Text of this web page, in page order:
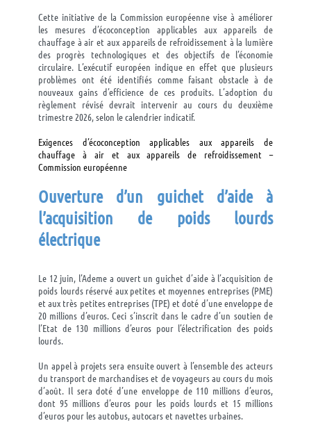
Cette initiative de la Commission européenne vise à améliorer
les mesures d’écoconception applicables aux appareils de
chauffage à air et aux appareils de refroidissement à la lumière
des progrès technologiques et des objectifs de l’économie
circulaire. L’exécutif européen indique en effet que plusieurs
problèmes ont été identifiés comme faisant obstacle à de
nouveaux gains d’efficience de ces produits. L’adoption du
règlement révisé devrait intervenir au cours du deuxième
trimestre 2026, selon le calendrier indicatif.
Exigences d’écoconception applicables aux appareils de
chauffage à air et aux appareils de refroidissement –
Commission européenne
Ouverture d’un guichet d’aide à
l’acquisition de poids lourds
électrique
Le 12 juin, l’Ademe a ouvert un guichet d’aide à l’acquisition de
poids lourds réservé aux petites et moyennes entreprises (PME)
et aux très petites entreprises (TPE) et doté d’une enveloppe de
20 millions d’euros. Ceci s’inscrit dans le cadre d’un soutien de
l’Etat de 130 millions d’euros pour l’électrification des poids
lourds.
Un appel à projets sera ensuite ouvert à l’ensemble des acteurs
du transport de marchandises et de voyageurs au cours du mois
d’août. Il sera doté d’une enveloppe de 110 millions d’euros,
dont 95 millions d’euros pour les poids lourds et 15 millions
d’euros pour les autobus, autocars et navettes urbaines.